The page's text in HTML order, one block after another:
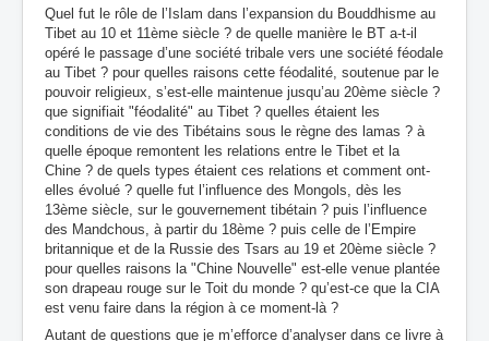
Quel fut le rôle de l’Islam dans l’expansion du Bouddhisme au
Tibet au 10 et 11ème siècle ? de quelle manière le BT a-t-il
opéré le passage d’une société tribale vers une société féodale
au Tibet ? pour quelles raisons cette féodalité, soutenue par le
pouvoir religieux, s’est-elle maintenue jusqu’au 20ème siècle ?
que signifiait "féodalité" au Tibet ? quelles étaient les
conditions de vie des Tibétains sous le règne des lamas ? à
quelle époque remontent les relations entre le Tibet et la
Chine ? de quels types étaient ces relations et comment ont-
elles évolué ? quelle fut l’influence des Mongols, dès les
13ème siècle, sur le gouvernement tibétain ? puis l’influence
des Mandchous, à partir du 18ème ? puis celle de l’Empire
britannique et de la Russie des Tsars au 19 et 20ème siècle ?
pour quelles raisons la "Chine Nouvelle" est-elle venue plantée
son drapeau rouge sur le Toit du monde ? qu’est-ce que la CIA
est venu faire dans la région à ce moment-là ?
Autant de questions que je m’efforce d’analyser dans ce livre à